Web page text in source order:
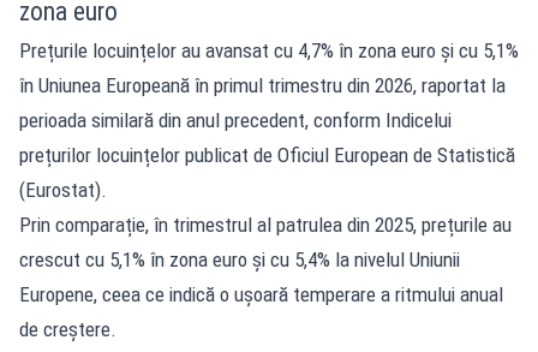
zona euro
Prețurile locuințelor au avansat cu 4,7% în zona euro și cu 5,1%
în Uniunea Europeană în primul trimestru din 2026, raportat la
perioada similară din anul precedent, conform Indicelui
prețurilor locuințelor publicat de Oficiul European de Statistică
(Eurostat).
Prin comparație, în trimestrul al patrulea din 2025, prețurile au
crescut cu 5,1% în zona euro și cu 5,4% la nivelul Uniunii
Europene, ceea ce indică o ușoară temperare a ritmului anual
de creștere.